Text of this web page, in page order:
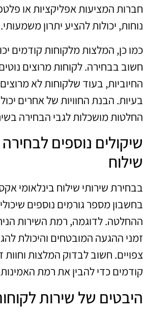
חברות המציעות אפליקציות או
נוחות, יכולות להציע יתרון משמעותי.
כמו כן, המלצות מלקוחות קודמים
חשוב בבחירה. לקוחות מרוצים
החיוביות, בעוד שלקוחות לא
בעיות. הבנת החוויות של אחרים
החלטות מושכלות לגבי הבחירה
שיקולים נוספים
שילוח
בבחירת שירותי שילוח בינלאומי
בחשבון מספר גורמים נוספים
ההחלטה. לדוגמה, רמת השירות
זמני ההגעה המובטחים והיכולת
צפויים. חשוב לבדוק המלצות
קודמים כדי להבין את רמת
היבטים של שירות